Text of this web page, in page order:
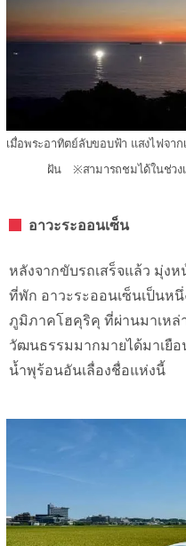
เมื่อพระอาทิตย์ลับขอบฟ้า แสงไฟจาก
ฝัน ※สามารถชมได้ในช่วง
อาวะระออนเซ็น
หลังจากขับรถเสร็จแล้ว มุ่ง
ที่พัก อาวะระออนเซ็นเป็นห
ภูมิภาคโฮคุริคุ ที่ผ่านมาเหล่
วัฒนธรรมมากมายได้มาเยื
น้ำพุร้อนอันเลื่องชื่อแห่งนี้